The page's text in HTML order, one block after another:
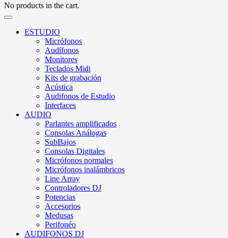
No products in the cart.
ESTUDIO
Micrófonos
Audífonos
Monitores
Teclados Midi
Kits de grabación
Acústica
Audifonos de Estudio
Interfaces
AUDIO
Parlantes amplificados
Consolas Análogas
SubBajos
Consolas Digitales
Micrófonos normales
Micrófonos inalámbricos
Line Array
Controladores DJ
Potencias
Accesorios
Medusas
Perifonéo
AUDIFONOS DJ